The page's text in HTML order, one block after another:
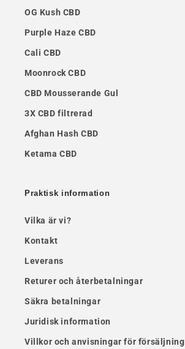
OG Kush CBD
Purple Haze CBD
Cali CBD
Moonrock CBD
CBD Mousserande Gul
3X CBD filtrerad
Afghan Hash CBD
Ketama CBD
Praktisk information
Vilka är vi?
Kontakt
Leverans
Returer och återbetalningar
Säkra betalningar
Juridisk information
Villkor och anvisningar för försäljning